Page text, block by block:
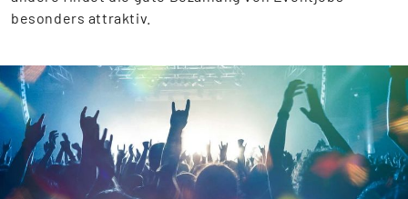
besonders attraktiv.